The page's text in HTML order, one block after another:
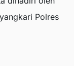
Polres